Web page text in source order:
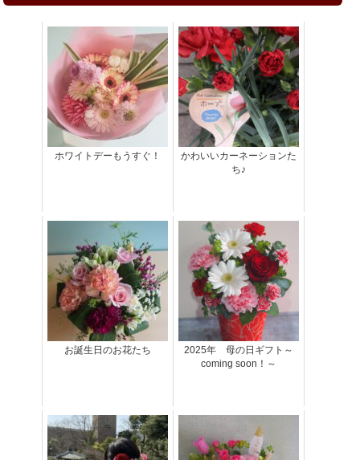
ホワイトデーもうすぐ！
かわいいカーネーションた
ち♪
お誕生日のお花たち
2025年 母の日ギフト～
coming soon！～